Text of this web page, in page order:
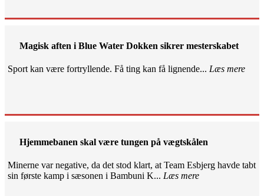
Magisk aften i Blue Water Dokken sikrer mesterskabet
Sport kan være fortryllende. Få ting kan få lignende... Læs mere
Hjemmebanen skal være tungen på vægtskålen
Minerne var negative, da det stod klart, at Team Esbjerg havde tabt
sin første kamp i sæsonen i Bambuni K... Læs mere